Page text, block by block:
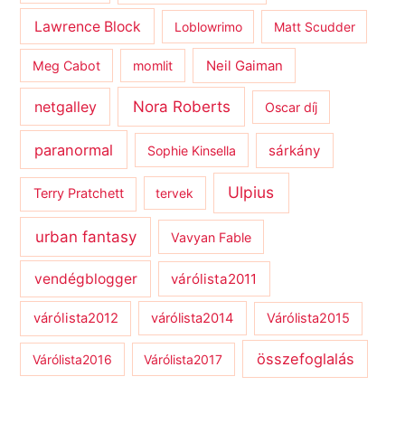
Lawrence Block Loblowrimo Matt Scudder
Meg Cabot momlit Neil Gaiman
netgalley Nora Roberts Oscar díj
paranormal Sophie Kinsella sárkány
Terry Pratchett tervek Ulpius
urban fantasy Vavyan Fable
vendégblogger várólista2011
várólista2012 várólista2014 Várólista2015
Várólista2016 Várólista2017 összefoglalás